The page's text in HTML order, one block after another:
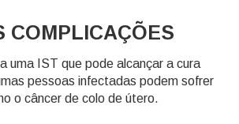
COMPLICAÇÕES
uma IST que pode alcançar a cura
pessoas infectadas podem sofrer
o câncer de colo de útero.